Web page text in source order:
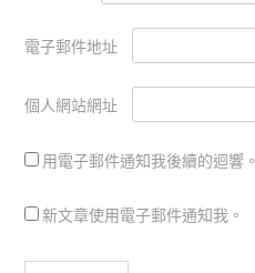
電子郵件地址
個人網站網址
用電子郵件通知我後續的迴響。
新文章使用電子郵件通知我。